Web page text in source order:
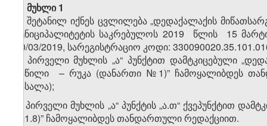
მუხლი 1
შეტანილ იქნეს ცვლილება „დედაქალაქის
მუნიციპალიტეტის საკრებულოს 2019 წლის 15
20/03/2019, სარეგისტრაციო კოდი:
პირველი მუხლის „ა“ პუნქტით დამტკიცებული
ნაწილი – რუკა (დანართი №1)” ჩამოყალიბდეს
მასალა);
პირველი მუხლის „ა“ პუნქტის „ა.თ“ ქვეპუნქტით
№1.8)” ჩამოყალიბდეს თანდართული რედაქციით.